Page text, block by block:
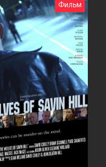
Фильм